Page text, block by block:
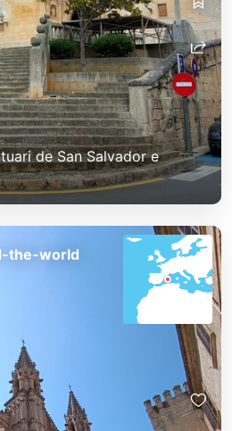
de San Salvador e
the-world